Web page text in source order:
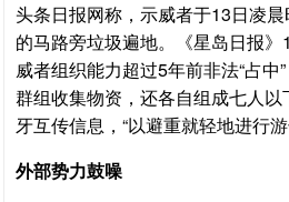
头条日报网称，示威者于13日凌
的马路旁垃圾遍地。《星岛日报》
威者组织能力超过5年前非法“占中
群组收集物资，还各自组成七人
牙互传信息，“以避重就轻地进行游
外部势力鼓噪